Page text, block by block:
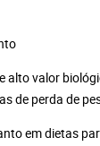
alto valor
de perda de
em dietas